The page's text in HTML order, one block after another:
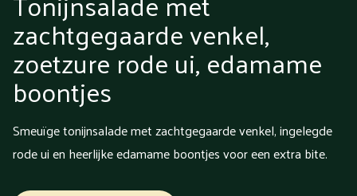
zachtgegaarde venkel,
zoetzure rode ui, edamame
boontjes
Smeuïge tonijnsalade met zachtgegaarde venkel, ingelegde
rode ui en heerlijke edamame boontjes voor een extra bite.